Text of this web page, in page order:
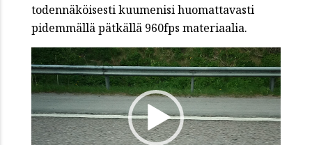
todennäköisesti kuumenisi huomattavasti
pidemmällä pätkällä 960fps materiaalia.
Videotoistin